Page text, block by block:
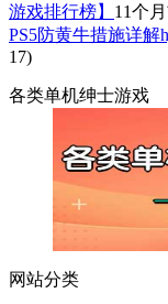
游戏排行榜】 11个
PS5防黄牛措施详
17)
各类单机绅士游戏
网站分类